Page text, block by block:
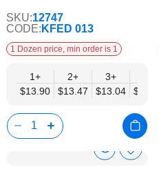
CODE: KFED 013
SKU:12747
1 Dozen price, min order is 1
1+
$13.90
2+
$13.47
3+
$13.04
$12.60
ShowAñadir